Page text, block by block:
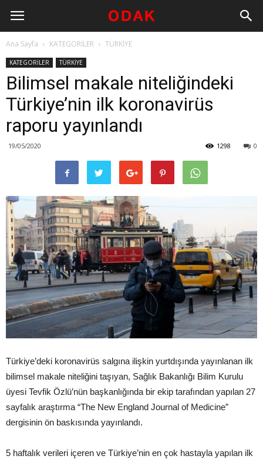
Ana Sayfa KATEGORİLER TÜRKİYE
KATEGORİLER TÜRKİYE
Bilimsel makale niteliğindeki
Türkiye’nin ilk koronavirüs
raporu yayınlandı
19/05/2020 0
1298
Türkiye’deki koronavirüs salgına ilişkin yurtdışında yayınlanan ilk
bilimsel makale niteliğini taşıyan, Sağlık Bakanlığı Bilim Kurulu
üyesi Tevfik Özlü’nün başkanlığında bir ekip tarafından yapılan 27
sayfalık araştırma “The New England Journal of Medicine”
dergisinin ön baskısında yayınlandı.
5 haftalık verileri içeren ve Türkiye’nin en çok hastayla yapılan ilk